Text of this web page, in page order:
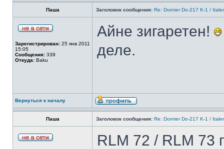
Паша Заголовок сообщения: Re: Dornier Do-217 K-1 /
Зарегистрирован: 25 янв 2011
15:05
Сообщения: 339
Откуда: Baku
Айне зигаретен!
деле.
Вернуться к началу
Паша Заголовок сообщения: Re: Dornier Do-217 K-1 /
RLM 72 / RLM